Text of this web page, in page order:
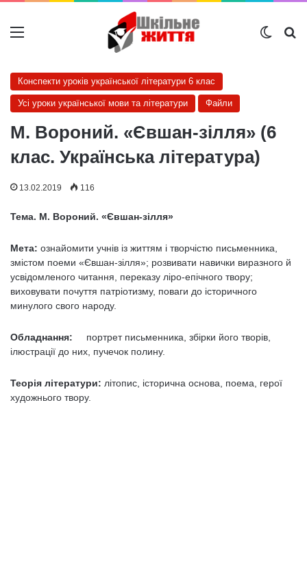
Меню
Конспекти уроків української літератури 6 клас
Усі уроки української мови та літератури Файли
М. Вороний. «Євшан-зілля» (6
клас. Українська література)
13.02.2019 116
Тема. М. Вороний. «Євшан-зілля»
Мета: ознайомити учнів із життям і творчістю письменника,
змістом поеми «Євшан-зілля»; розвивати навички виразного й
усвідомленого читання, переказу ліро-епічного твору;
виховувати почуття патріотизму, поваги до історичного
минулого свого народу.
Обладнання: портрет письменника, збірки його творів,
ілюстрації до них, пучечок полину.
Теорія літератури: літопис, історична основа, поема, герої
художнього твору.